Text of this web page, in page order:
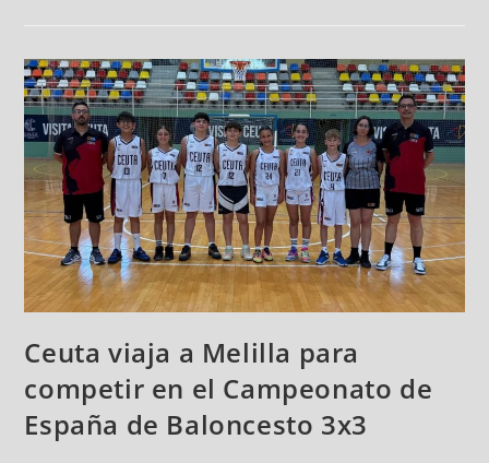
Ceuta viaja a Melilla para
competir en el Campeonato de
España de Baloncesto 3x3